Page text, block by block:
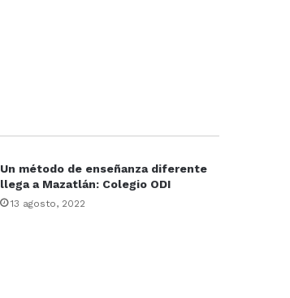
Un método de enseñanza diferente
llega a Mazatlán: Colegio ODI
13 agosto, 2022